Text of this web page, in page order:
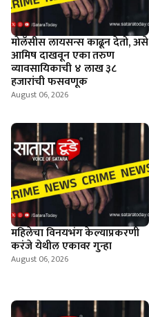
माेलॅसीस लायसन्स काढून देतो, असे
आमिष दाखवून एका तरुण
व्यावसायिकाची ४ लाख ३८
हजारांची फसवणूक
August 06, 2026
महिलेचा विनयभंग केल्याप्रकरणी
करंजे येथील एकावर गुन्हा
August 06, 2026